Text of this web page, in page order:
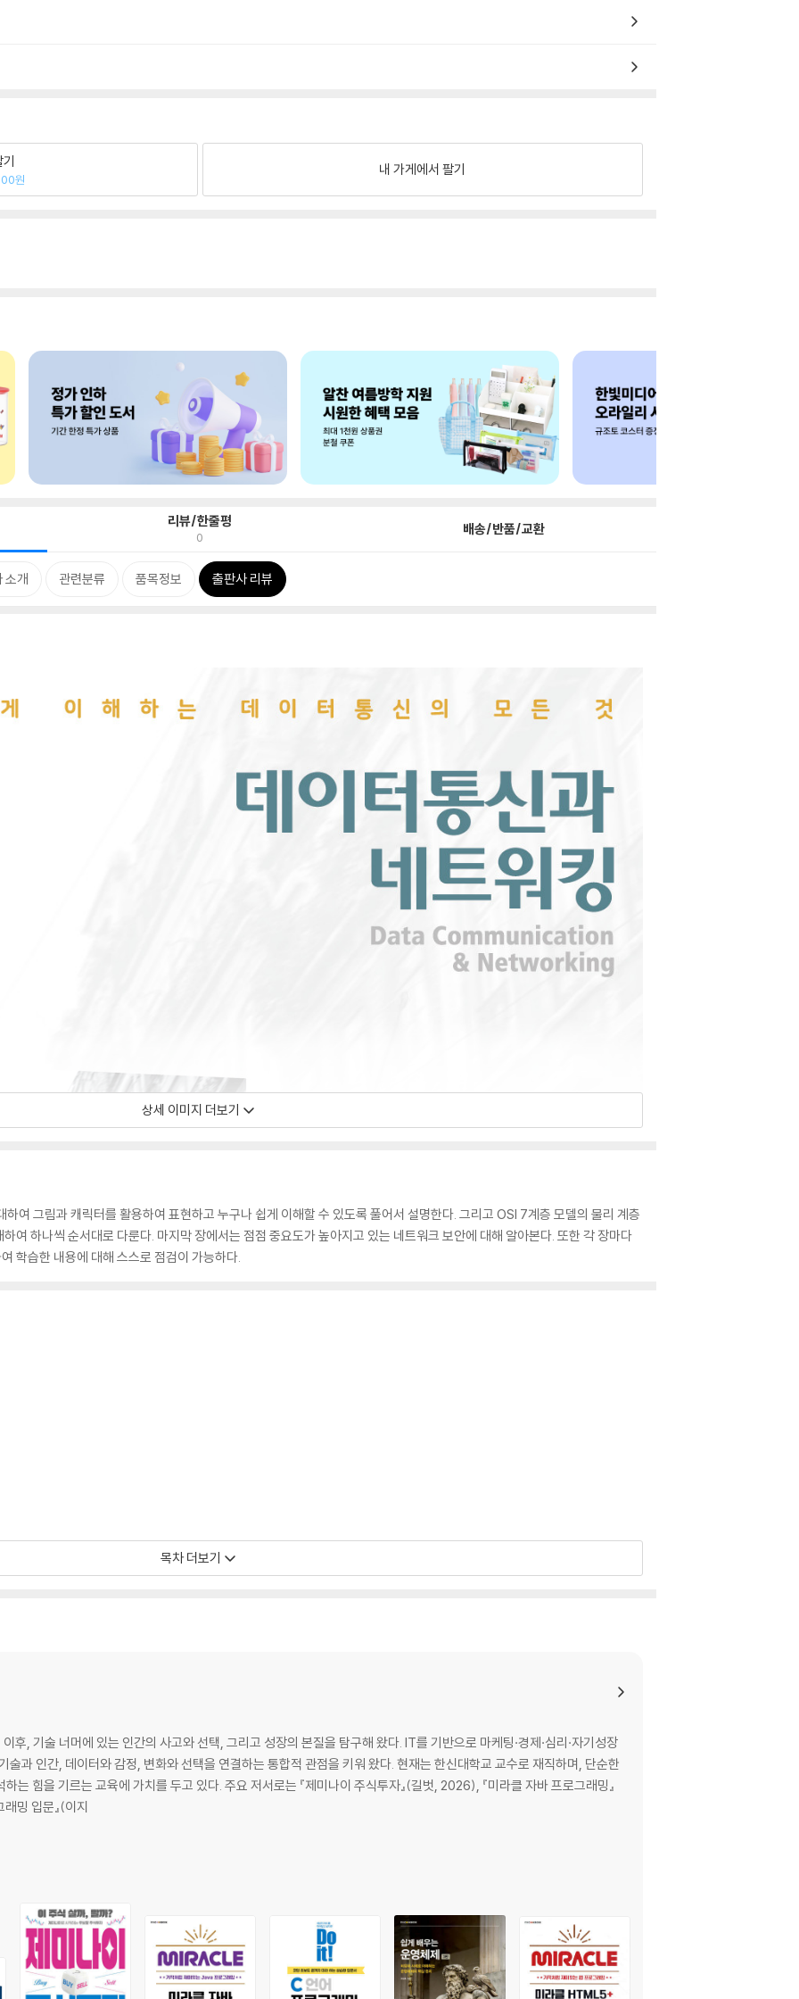
원
내 가게에서 팔기
리뷰/한줄평
0 배송/반품/교환
소개 관련분류 품목정보 출판사 리뷰
상세 이미지 더보기
여 그림과 캐릭터를 활용하여 표현하고 누구나 쉽게 이해할 수 있도록 풀어서 설명한다. 그리고 OSI 7계층 모델의 물리 계층
여 하나씩 순서대로 다룬다. 마지막 장에서는 점점 중요도가 높아지고 있는 네트워크 보안에 대해 알아본다. 또한 각 장마다
학습한 내용에 대해 스스로 점검이 가능하다.
목차 더보기
후, 기술 너머에 있는 인간의 사고와 선택, 그리고 성장의 본질을 탐구해 왔다. IT를 기반으로 마케팅·경제·심리·자기성장
술과 인간, 데이터와 감정, 변화와 선택을 연결하는 통합적 관점을 키워 왔다. 현재는 한신대학교 교수로 재직하며, 단순한
주요 저서로는 『제미나이 주식투자』(길벗, 2026), 『미라클 자바 프로그래밍』
밍 입문』(이지